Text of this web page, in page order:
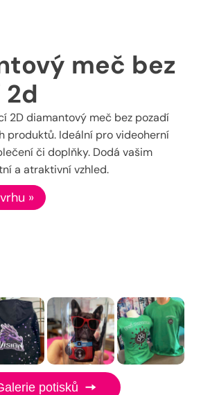
meč bez
2d
2D diamantový meč bez pozadí
produktů. Ideální pro videoherní
či doplňky. Dodá vašim
a atraktivní vzhled.
»
potisků